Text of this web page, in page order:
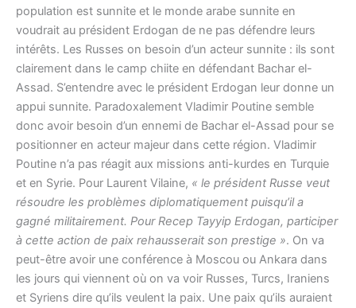
population est sunnite et le monde arabe sunnite en
voudrait au président Erdogan de ne pas défendre leurs
intérêts. Les Russes on besoin d’un acteur sunnite : ils sont
clairement dans le camp chiite en défendant Bachar el-
Assad. S’entendre avec le président Erdogan leur donne un
appui sunnite. Paradoxalement Vladimir Poutine semble
donc avoir besoin d’un ennemi de Bachar el-Assad pour se
positionner en acteur majeur dans cette région. Vladimir
Poutine n’a pas réagit aux missions anti-kurdes en Turquie
et en Syrie. Pour Laurent Vilaine, « le président Russe veut
résoudre les problèmes diplomatiquement puisqu’il a
gagné militairement. Pour Recep Tayyip Erdogan, participer
à cette action de paix rehausserait son prestige ». On va
peut-être avoir une conférence à Moscou ou Ankara dans
les jours qui viennent où on va voir Russes, Turcs, Iraniens
et Syriens dire qu’ils veulent la paix. Une paix qu’ils auraient